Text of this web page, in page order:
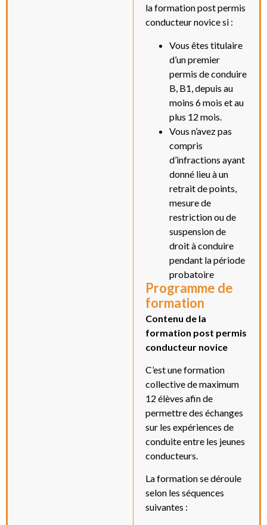
la formation post permis
conducteur novice si :
Vous êtes titulaire
d’un premier
permis de conduire
B, B1, depuis au
moins 6 mois et au
plus 12 mois.
Vous n’avez pas
compris
d’infractions ayant
donné lieu à un
retrait de points,
mesure de
restriction ou de
suspension de
droit à conduire
pendant la période
probatoire
Programme de
formation
Contenu de la
formation post permis
conducteur novice
C’est une formation
collective de maximum
12 élèves afin de
permettre des échanges
sur les expériences de
conduite entre les jeunes
conducteurs.
La formation se déroule
selon les séquences
suivantes :